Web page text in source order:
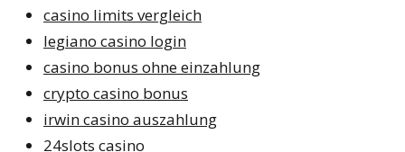
casino limits vergleich
legiano casino login
casino bonus ohne einzahlung
crypto casino bonus
irwin casino auszahlung
24slots casino